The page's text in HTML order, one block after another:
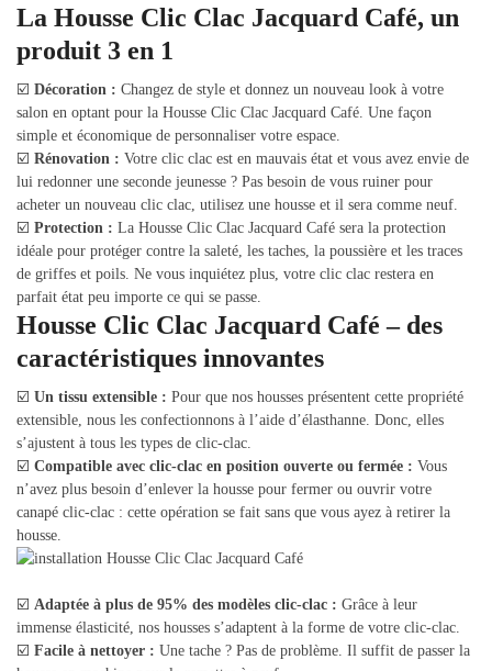
La Housse Clic Clac Jacquard Café, un
produit 3 en 1
☑️ Décoration : Changez de style et donnez un nouveau look à votre
salon en optant pour la Housse Clic Clac Jacquard Café. Une façon
simple et économique de personnaliser votre espace.
☑️ Rénovation : Votre clic clac est en mauvais état et vous avez envie de
lui redonner une seconde jeunesse ? Pas besoin de vous ruiner pour
acheter un nouveau clic clac, utilisez une housse et il sera comme neuf.
☑️ Protection : La Housse Clic Clac Jacquard Café sera la protection
idéale pour protéger contre la saleté, les taches, la poussière et les traces
de griffes et poils. Ne vous inquiétez plus, votre clic clac restera en
parfait état peu importe ce qui se passe.
Housse Clic Clac Jacquard Café – des
caractéristiques innovantes
☑️ Un tissu extensible : Pour que nos housses présentent cette propriété
extensible, nous les confectionnons à l’aide d’élasthanne. Donc, elles
s’ajustent à tous les types de clic-clac.
☑️ Compatible avec clic-clac en position ouverte ou fermée : Vous
n’avez plus besoin d’enlever la housse pour fermer ou ouvrir votre
canapé clic-clac : cette opération se fait sans que vous ayez à retirer la
housse.
☑️ Adaptée à plus de 95% des modèles clic-clac : Grâce à leur
immense élasticité, nos housses s’adaptent à la forme de votre clic-clac.
☑️ Facile à nettoyer : Une tache ? Pas de problème. Il suffit de passer la